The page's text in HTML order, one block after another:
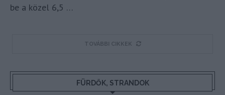
be a közel 6,5 …
TOVÁBBI CIKKEK
FÜRDŐK, STRANDOK